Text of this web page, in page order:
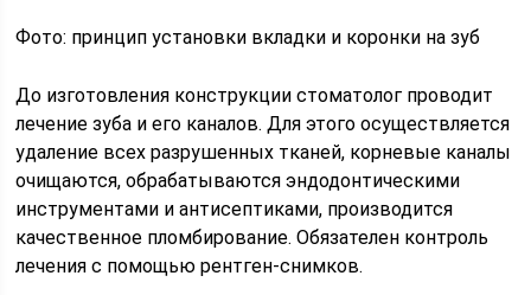
Фото: принцип установки вкладки и коронки на зуб
До изготовления конструкции стоматолог проводит
лечение зуба и его каналов. Для этого осуществляется
удаление всех разрушенных тканей, корневые каналы
очищаются, обрабатываются эндодонтическими
инструментами и антисептиками, производится
качественное пломбирование. Обязателен контроль
лечения с помощью рентген-снимков.